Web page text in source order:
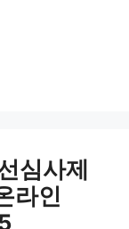
심사제
라인